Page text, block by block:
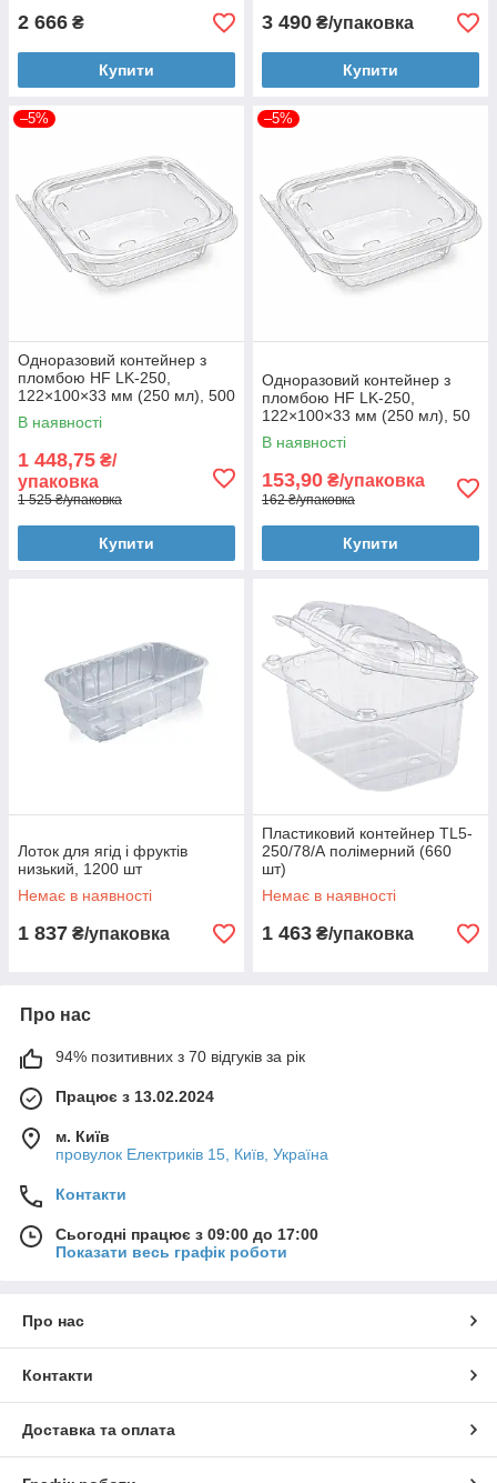
2 666 ₴
Купити
3 490 ₴/упаковка
Купити
–5%
Одноразовий контейнер з
пломбою HF LK-250,
122×100×33 мм (250 мл), 500
шт
В наявності
1 448,75 ₴/
упаковка
1 525 ₴/упаковка
Купити
–5%
Одноразовий контейнер з
пломбою HF LK-250,
122×100×33 мм (250 мл), 50
шт
В наявності
153,90 ₴/упаковка
162 ₴/упаковка
Купити
Лоток для ягід і фруктів
низький, 1200 шт
Немає в наявності
1 837 ₴/упаковка
Пластиковий контейнер TL5-
250/78/А полімерний (660
шт)
Немає в наявності
1 463 ₴/упаковка
Про нас
94% позитивних з 70 відгуків за рік
Працює з 13.02.2024
м. Київ
провулок Електриків 15, Київ, Україна
Контакти
Сьогодні працює з 09:00 до 17:00
Показати весь графік роботи
Про нас
Контакти
Доставка та оплата